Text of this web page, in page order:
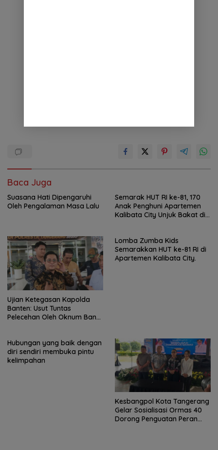
Baca Juga
Suasana Hati Dipengaruhi
Oleh Pengalaman Masa Lalu
Semarak HUT RI ke-81, 170
Anak Penghuni Apartemen
Kalibata City Unjuk Bakat di
Ujian Ketegasan Kapolda
Banten: Usut Tuntas
Pelecehan Oleh Oknum Bank
Lomba Zumba Kids
Semarakkan HUT ke-81 RI di
Apartemen Kalibata City.
Hubungan yang baik dengan
diri sendiri membuka pintu
kelimpahan
Kesbangpol Kota Tangerang
Gelar Sosialisasi Ormas 40
Dorong Penguatan Peran